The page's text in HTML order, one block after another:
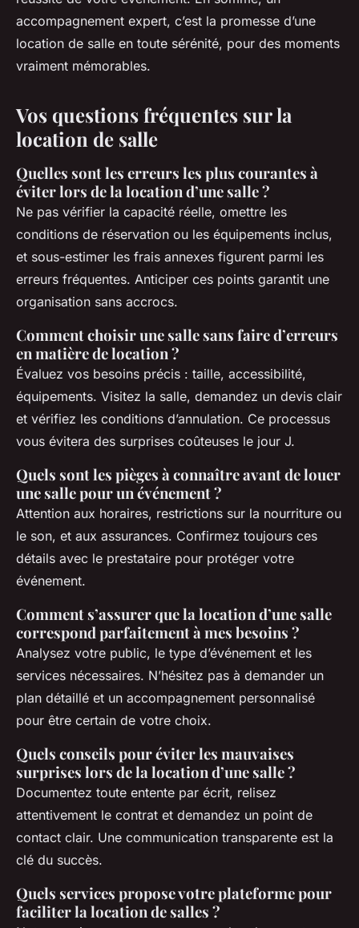
accompagnement expert, c’est la promesse d’une
location de salle en toute sérénité, pour des moments
vraiment mémorables.
Vos questions fréquentes sur la
location de salle
Quelles sont les erreurs les plus courantes à
éviter lors de la location d’une salle ?
Ne pas vérifier la capacité réelle, omettre les
conditions de réservation ou les équipements inclus,
et sous-estimer les frais annexes figurent parmi les
erreurs fréquentes. Anticiper ces points garantit une
organisation sans accrocs.
Comment choisir une salle sans faire d’erreurs
en matière de location ?
Évaluez vos besoins précis : taille, accessibilité,
équipements. Visitez la salle, demandez un devis clair
et vérifiez les conditions d’annulation. Ce processus
vous évitera des surprises coûteuses le jour J.
Quels sont les pièges à connaître avant de louer
une salle pour un événement ?
Attention aux horaires, restrictions sur la nourriture ou
le son, et aux assurances. Confirmez toujours ces
détails avec le prestataire pour protéger votre
événement.
Comment s’assurer que la location d’une salle
correspond parfaitement à mes besoins ?
Analysez votre public, le type d’événement et les
services nécessaires. N’hésitez pas à demander un
plan détaillé et un accompagnement personnalisé
pour être certain de votre choix.
Quels conseils pour éviter les mauvaises
surprises lors de la location d’une salle ?
Documentez toute entente par écrit, relisez
attentivement le contrat et demandez un point de
contact clair. Une communication transparente est la
clé du succès.
Quels services propose votre plateforme pour
faciliter la location de salles ?